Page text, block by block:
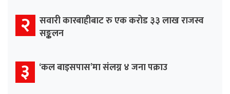
२ सवारी कारबाहीबाट रु एक करोड ३३ लाख राजस्व
सङ्कलन
३ ‘कल बाइसपास’मा संलग्न ४ जना पक्राउ